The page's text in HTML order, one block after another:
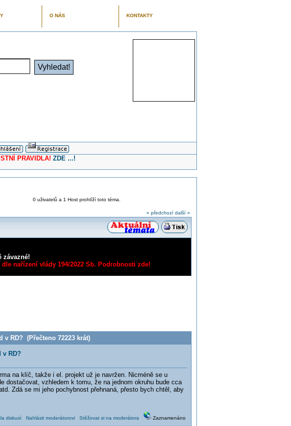
O NÁS KONTAKTY
PRAVIDLA! ZDE ...!
0 uživatelů a 1 Host prohlíží toto téma.
« předchozí další »
závazné!
nařízení vlády 194/2022 Sb. Podrobnosti zde!
RD? (Přečteno 72223 krát)
v RD?
na klíč, takže i el. projekt už je navržen. Nicméně se u
dostačovat, vzhledem k tomu, že na jednom okruhu bude cca
Zdá se mi jeho pochybnost přehnaná, přesto bych chtěl, aby
diskusí Nahlásit moderátorovi Stěžovat si na moderátora Zaznamenáno